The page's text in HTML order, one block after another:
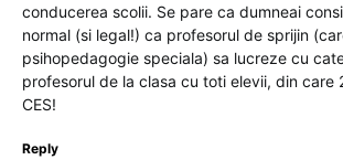
conducerea scolii. Se pare ca dumneai
normal (si legal!) ca profesorul de sprijin
psihopedagogie speciala) sa lucreze cu
profesorul de la clasa cu toti elevii, din
CES!
Reply